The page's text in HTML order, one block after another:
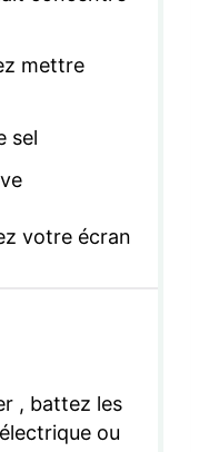
mettre
sel
votre écran
, battez les
ou